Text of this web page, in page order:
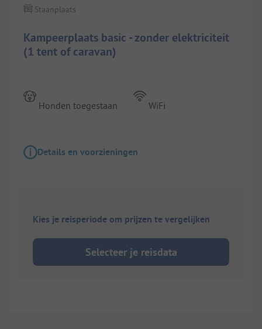
Kampeerplaats basic - zonder elektriciteit
(1 tent of caravan)
Staanplaats
Honden toegestaan WiFi
Details en voorzieningen
Kies je reisperiode om prijzen te vergelijken
Selecteer je reisdata